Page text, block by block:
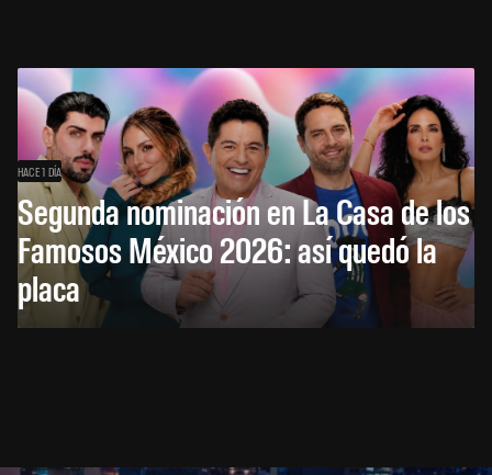
HACE 1 DÍA
Segunda nominación en La Casa de los
Famosos México 2026: así quedó la
placa